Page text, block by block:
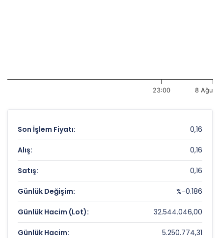
23:00 8 Ağu
Son İşlem Fiyatı: 0,16
Alış: 0,16
Satış: 0,16
Günlük Değişim: %-0.186
Günlük Hacim (Lot): 32.544.046,00
Günlük Hacim: 5.250.774,31